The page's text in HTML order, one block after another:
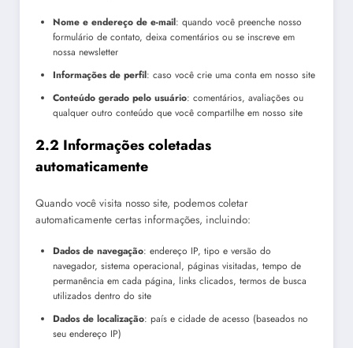
Nome e endereço de e-mail: quando você preenche nosso
formulário de contato, deixa comentários ou se inscreve em
nossa newsletter
Informações de perfil: caso você crie uma conta em nosso site
Conteúdo gerado pelo usuário: comentários, avaliações ou
qualquer outro conteúdo que você compartilhe em nosso site
2.2 Informações coletadas
automaticamente
Quando você visita nosso site, podemos coletar
automaticamente certas informações, incluindo:
Dados de navegação: endereço IP, tipo e versão do
navegador, sistema operacional, páginas visitadas, tempo de
permanência em cada página, links clicados, termos de busca
utilizados dentro do site
Dados de localização: país e cidade de acesso (baseados no
seu endereço IP)